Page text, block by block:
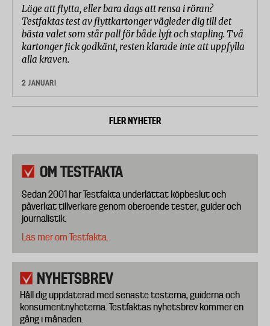
Läge att flytta, eller bara dags att rensa i röran?
Testfaktas test av flyttkartonger vägleder dig till det
bästa valet som står pall för både lyft och stapling. Två
kartonger fick godkänt, resten klarade inte att uppfylla
alla kraven.
2 JANUARI
FLER NYHETER
OM TESTFAKTA
Sedan 2001 har Testfakta underlättat köpbeslut och
påverkat tillverkare genom oberoende tester, guider och
journalistik.
Läs mer om Testfakta.
NYHETSBREV
Håll dig uppdaterad med senaste testerna, guiderna och
konsumentnyheterna. Testfaktas nyhetsbrev kommer en
gång i månaden.